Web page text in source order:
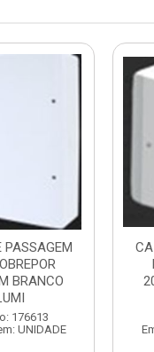
PASSAGEM
BRANCO
176613
UNIDADE